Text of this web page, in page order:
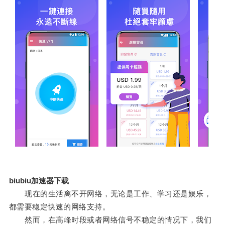
biubiu加速器下载
现在的生活离不开网络，无论是工作、学习还是娱乐，
都需要稳定快速的网络支持。
然而，在高峰时段或者网络信号不稳定的情况下，我们